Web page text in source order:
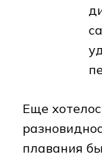
Еще
плавания